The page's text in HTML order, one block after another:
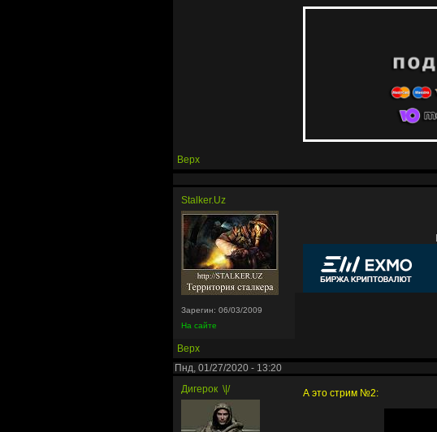
Верх
Stalker.Uz
Зарегин: 06/03/2009
На сайте
Верх
Пнд, 01/27/2020 - 13:20
Дигерок \|/ А это стрим №2: